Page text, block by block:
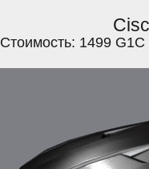
Стоимость: 1499